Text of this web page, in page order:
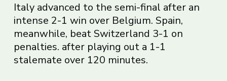
Italy advanced to the semi-final after an
intense 2-1 win over Belgium. Spain,
meanwhile, beat Switzerland 3-1 on
penalties. after playing out a 1-1
stalemate over 120 minutes.